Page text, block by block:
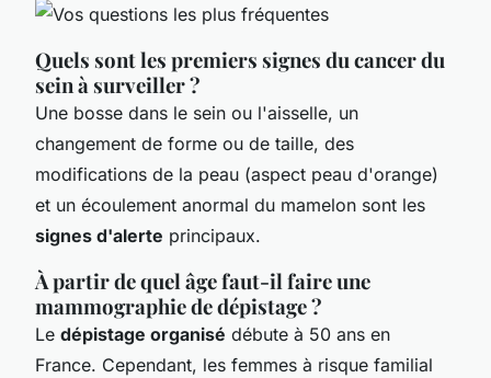
Quels sont les premiers signes du cancer du
sein à surveiller ?
Une bosse dans le sein ou l'aisselle, un
changement de forme ou de taille, des
modifications de la peau (aspect peau d'orange)
et un écoulement anormal du mamelon sont les
signes d'alerte principaux.
À partir de quel âge faut-il faire une
mammographie de dépistage ?
Le dépistage organisé débute à 50 ans en
France. Cependant, les femmes à risque familial